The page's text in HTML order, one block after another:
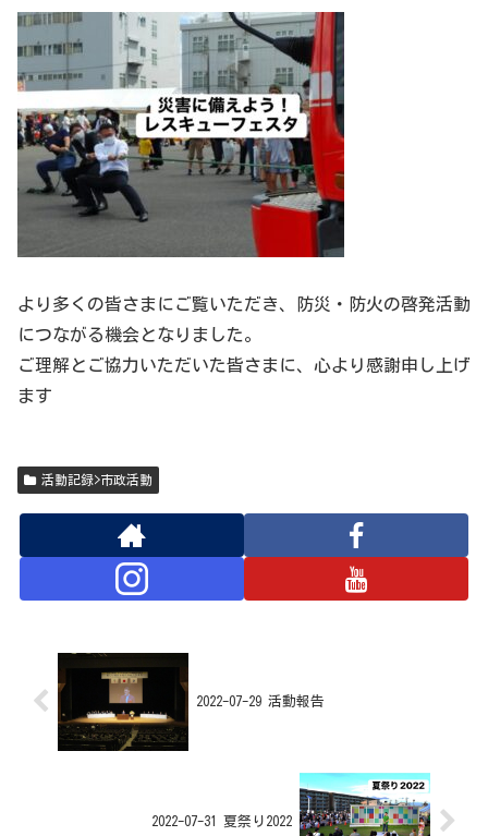
より多くの皆さまにご覧いただき、防災・防火の啓発活動
につながる機会となりました。
ご理解とご協力いただいた皆さまに、心より感謝申し上げ
ます
活動記録>市政活動
2022-07-29 活動報告
2022-07-31 夏祭り2022